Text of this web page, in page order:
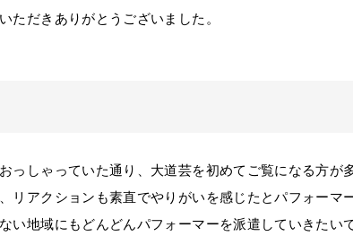
だきありがとうございました。
っしゃっていた通り、大道芸を初めてご覧になる方が
リアクションも素直でやりがいを感じたとパフォーマ
い地域にもどんどんパフォーマーを派遣していきたいで